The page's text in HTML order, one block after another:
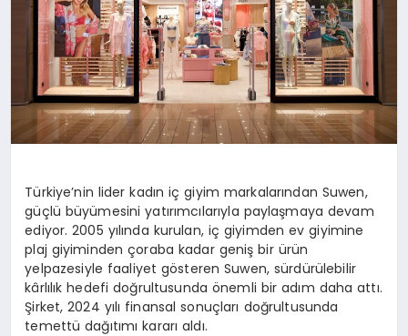
Türkiye’nin lider kadın iç giyim markalarından Suwen,
güçlü büyümesini yatırımcılarıyla paylaşmaya devam
ediyor. 2005 yılında kurulan, iç giyimden ev giyimine
plaj giyiminden çoraba kadar geniş bir ürün
yelpazesiyle faaliyet gösteren Suwen, sürdürülebilir
kârlılık hedefi doğrultusunda önemli bir adım daha attı.
Şirket, 2024 yılı finansal sonuçları doğrultusunda
temettü dağıtımı kararı aldı.